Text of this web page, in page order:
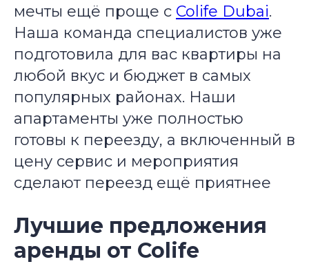
мечты ещё проще с Colife Dubai.
Наша команда специалистов уже
подготовила для вас квартиры на
любой вкус и бюджет в самых
популярных районах. Наши
апартаменты уже полностью
готовы к переезду, а включенный в
цену сервис и мероприятия
сделают переезд ещё приятнее
Лучшие предложения
аренды от Colife